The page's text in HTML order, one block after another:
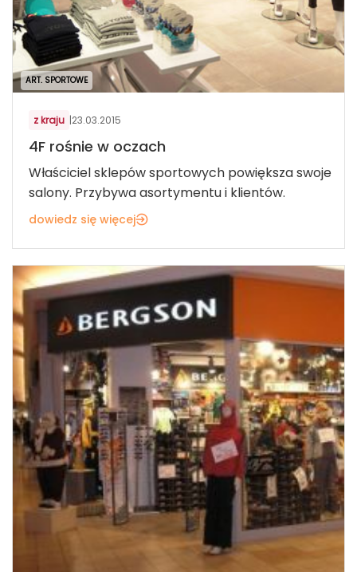
ART. SPORTOWE
z kraju |23.03.2015
4F rośnie w oczach
Właściciel sklepów sportowych powiększa swoje
salony. Przybywa asortymentu i klientów.
dowiedz się więcej